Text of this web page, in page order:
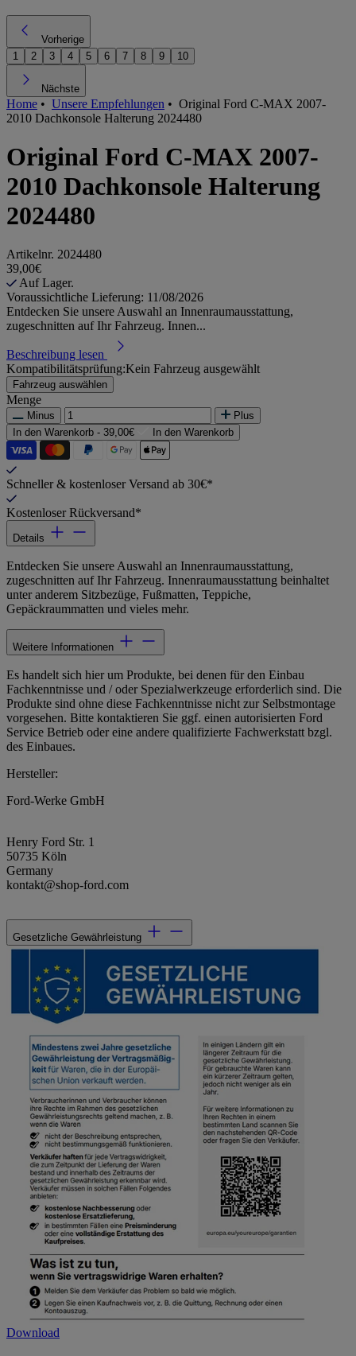
Vorherige
1
2 3 4 5 6 7 8 9 10
Nächste
Home • Unsere Empfehlungen • Original Ford C-MAX 2007-
2010 Dachkonsole Halterung 2024480
Original Ford C-MAX 2007-
2010 Dachkonsole Halterung
2024480
Artikelnr. 2024480
39,00€
Auf Lager.
Voraussichtliche Lieferung: 11/08/2026
Entdecken Sie unsere Auswahl an Innenraumausstattung,
zugeschnitten auf Ihr Fahrzeug. Innen...
Beschreibung lesen
Kompatibilitätsprüfung:Kein Fahrzeug ausgewählt
Fahrzeug auswählen
Menge
Minus
Plus
In den Warenkorb - 39,00€ In den Warenkorb
Schneller & kostenloser Versand ab 30€*
Kostenloser Rückversand*
Details
Entdecken Sie unsere Auswahl an Innenraumausstattung,
zugeschnitten auf Ihr Fahrzeug. Innenraumausstattung beinhaltet
unter anderem Sitzbezüge, Fußmatten, Teppiche,
Gepäckraummatten und vieles mehr.
Weitere Informationen
Es handelt sich hier um Produkte, bei denen für den Einbau
Fachkenntnisse und / oder Spezialwerkzeuge erforderlich sind. Die
Produkte sind ohne diese Fachkenntnisse nicht zur Selbstmontage
vorgesehen. Bitte kontaktieren Sie ggf. einen autorisierten Ford
Service Betrieb oder eine andere qualifizierte Fachwerkstatt bzgl.
des Einbaues.
Hersteller:
Ford-Werke GmbH
Henry Ford Str. 1
50735 Köln
Germany
kontakt@shop-ford.com
Gesetzliche Gewährleistung
Download